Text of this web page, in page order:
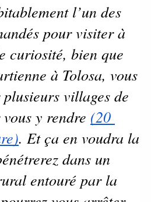
l’un des
pour visiter à
curiosité, bien que
à Tolosa, vous
villages de
y rendre (20
. Et ça en voudra la
dans un
entouré par la